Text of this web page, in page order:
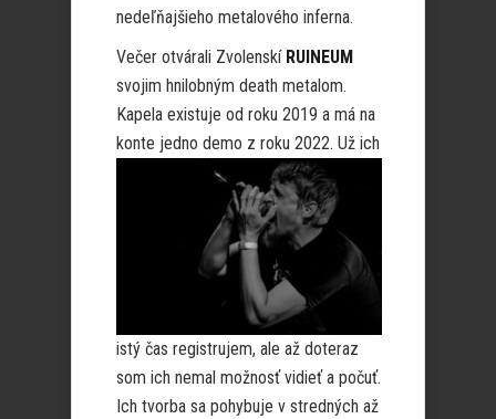
nedeľňajšieho metalového inferna.
Večer otvárali Zvolenskí RUINEUM
svojim hnilobným death metalom.
Kapela existuje od roku 2019 a má na
konte jedno demo z roku 2022. Už ich
istý čas registrujem, ale až doteraz
som ich nemal možnosť vidieť a počuť.
Ich tvorba sa pohybuje v stredných až